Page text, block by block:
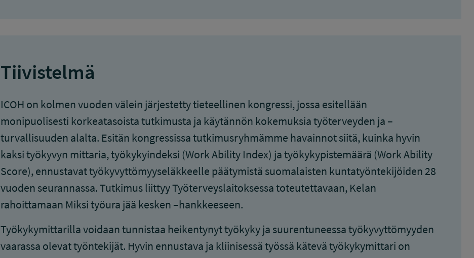
Tiivistelmä
ICOH on kolmen vuoden välein järjestetty tieteellinen kongressi, jossa esitellään
monipuolisesti korkeatasoista tutkimusta ja käytännön kokemuksia työterveyden ja –
turvallisuuden alalta. Esitän kongressissa tutkimusryhmämme havainnot siitä, kuinka hyvin
kaksi työkyvyn mittaria, työkykyindeksi (Work Ability Index) ja työkykypistemäärä (Work Ability
Score), ennustavat työkyvyttömyyseläkkeelle päätymistä suomalaisten kuntatyöntekijöiden 28
vuoden seurannassa. Tutkimus liittyy Työterveyslaitoksessa toteutettavaan, Kelan
rahoittamaan Miksi työura jää kesken –hankkeeseen.
Työkykymittarilla voidaan tunnistaa heikentynyt työkyky ja suurentuneessa työkyvyttömyyden
vaarassa olevat työntekijät. Hyvin ennustava ja kliinisessä työssä kätevä työkykymittari on